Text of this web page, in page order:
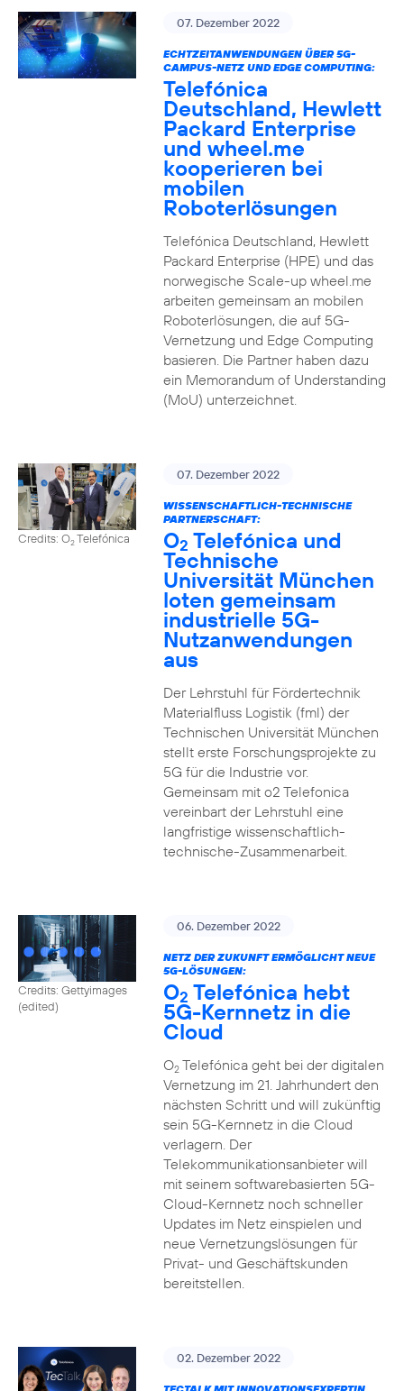
07. Dezember 2022
ECHTZEITANWENDUNGEN ÜBER 5G-
CAMPUS-NETZ UND EDGE COMPUTING:
Telefónica
Deutschland, Hewlett
Packard Enterprise
und wheel.me
kooperieren bei
mobilen
Roboterlösungen
Telefónica Deutschland, Hewlett
Packard Enterprise (HPE) und das
norwegische Scale-up wheel.me
arbeiten gemeinsam an mobilen
Roboterlösungen, die auf 5G-
Vernetzung und Edge Computing
basieren. Die Partner haben dazu
ein Memorandum of Understanding
(MoU) unterzeichnet.
Credits: O2Telefónica
07. Dezember 2022
WISSENSCHAFTLICH-TECHNISCHE
PARTNERSCHAFT:
O2 Telefónica und
Technische
Universität München
loten gemeinsam
industrielle 5G-
Nutzanwendungen
aus
Der Lehrstuhl für Fördertechnik
Materialfluss Logistik (fml) der
Technischen Universität München
stellt erste Forschungsprojekte zu
5G für die Industrie vor.
Gemeinsam mit o2 Telefonica
vereinbart der Lehrstuhl eine
langfristige wissenschaftlich-
technische-Zusammenarbeit.
Credits: Gettyimages
(edited)
06. Dezember 2022
NETZ DER ZUKUNFT ERMÖGLICHT NEUE
5G-LÖSUNGEN:
O2 Telefónica hebt
5G-Kernnetz in die
Cloud
O2Telefónica geht bei der digitalen
Vernetzung im 21. Jahrhundert den
nächsten Schritt und will zukünftig
sein 5G-Kernnetz in die Cloud
verlagern. Der
Telekommunikationsanbieter will
mit seinem softwarebasierten 5G-
Cloud-Kernnetz noch schneller
Updates im Netz einspielen und
neue Vernetzungslösungen für
Privat- und Geschäftskunden
bereitstellen.
02. Dezember 2022